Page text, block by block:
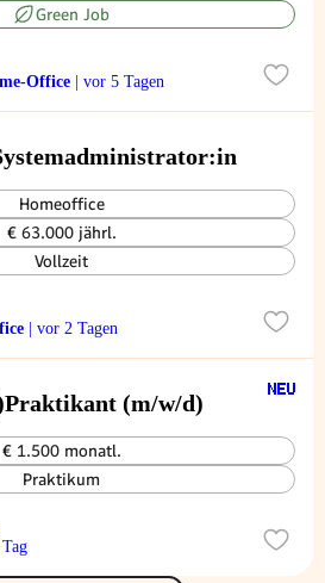
Green Job
Office
| vor 5 Tagen
Homeoffice
€ 63.000 jährl.
Vollzeit
| vor 2 Tagen
(m/w/d)
€ 1.500 monatl.
Praktikum
Tag